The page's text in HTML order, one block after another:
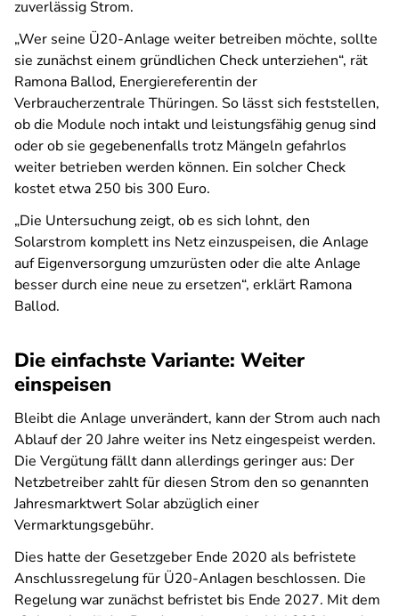
zuverlässig Strom.
„Wer seine Ü20-Anlage weiter betreiben möchte, sollte
sie zunächst einem gründlichen Check unterziehen“, rät
Ramona Ballod, Energiereferentin der
Verbraucherzentrale Thüringen. So lässt sich feststellen,
ob die Module noch intakt und leistungsfähig genug sind
oder ob sie gegebenenfalls trotz Mängeln gefahrlos
weiter betrieben werden können. Ein solcher Check
kostet etwa 250 bis 300 Euro.
„Die Untersuchung zeigt, ob es sich lohnt, den
Solarstrom komplett ins Netz einzuspeisen, die Anlage
auf Eigenversorgung umzurüsten oder die alte Anlage
besser durch eine neue zu ersetzen“, erklärt Ramona
Ballod.
Die einfachste Variante: Weiter
einspeisen
Bleibt die Anlage unverändert, kann der Strom auch nach
Ablauf der 20 Jahre weiter ins Netz eingespeist werden.
Die Vergütung fällt dann allerdings geringer aus: Der
Netzbetreiber zahlt für diesen Strom den so genannten
Jahresmarktwert Solar abzüglich einer
Vermarktungsgebühr.
Dies hatte der Gesetzgeber Ende 2020 als befristete
Anschlussregelung für Ü20-Anlagen beschlossen. Die
Regelung war zunächst befristet bis Ende 2027. Mit dem